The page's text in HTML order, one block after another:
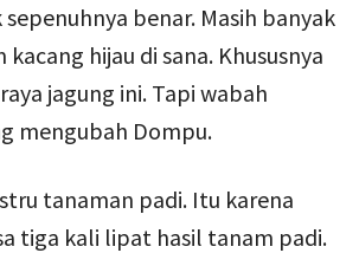
benar. Masih banyak
hijau di sana. Khususnya
jagung ini. Tapi wabah
mengubah Dompu.
tanaman padi. Itu karena
tiga kali lipat hasil tanam padi.